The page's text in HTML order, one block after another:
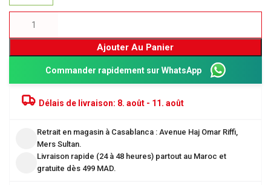
Ajouter Au Panier
Commander rapidement sur WhatsApp
Délais de livraison: 8. août - 11. août
Retrait en magasin à Casablanca : Avenue Haj Omar Riffi,
Mers Sultan.
Livraison rapide (24 à 48 heures) partout au Maroc et
gratuite dès 499 MAD.